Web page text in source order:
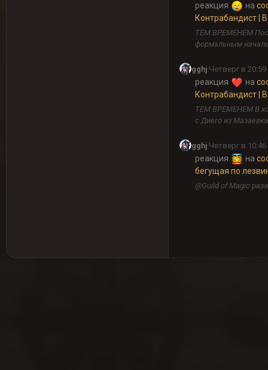
реакция на
Контрабандист |
ТЕМ ВРЕМЕНЕМ
формальным
gghj·Четверг в 20:59
реакция на
Контрабандист |
ТЕМ ВРЕМЕНЕМ В
с Диего из
gghj·Четверг в 10:46
реакция на
бегущая по
@Guild of Magic